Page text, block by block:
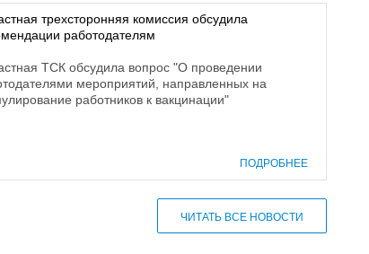
трехсторонняя комиссия обсудила
работодателям
ТСК обсудила вопрос "О проведении
мероприятий, направленных на
работников к вакцинации"
ПОДРОБНЕЕ
ЧИТАТЬ ВСЕ НОВОСТИ